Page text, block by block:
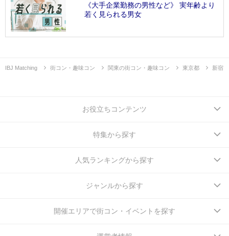
《大手企業勤務の男性など》 実年齢より
若く見られる男女
IBJ Matching 街コン・趣味コン 関東の街コン・趣味コン 東京都 新宿
お役立ちコンテンツ
特集から探す
人気ランキングから探す
ジャンルから探す
開催エリアで街コン・イベントを探す